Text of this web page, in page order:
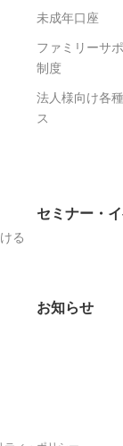
る
未成年口座
ファミリーサ
制度
法人様向け各
ス
セミナー・
お知らせ